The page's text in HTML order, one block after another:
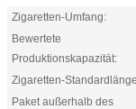
Zigaretten-Umfang:
Bewertete
Produktionskapazität:
Zigaretten-
Paket außerhalb des